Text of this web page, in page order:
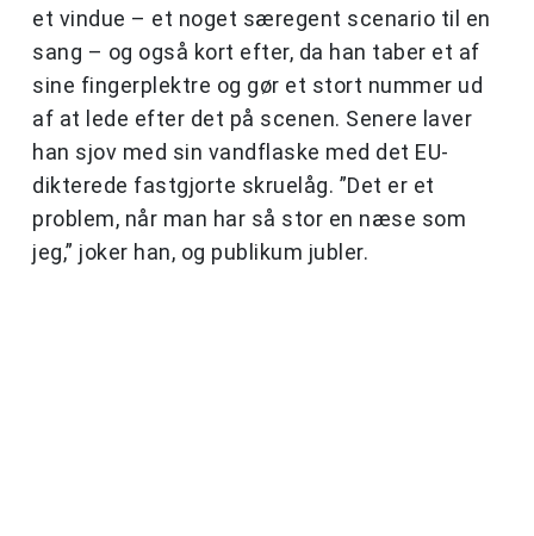
et vindue – et noget særegent scenario til en
sang – og også kort efter, da han taber et af
sine fingerplektre og gør et stort nummer ud
af at lede efter det på scenen. Senere laver
han sjov med sin vandflaske med det EU-
dikterede fastgjorte skruelåg. ”Det er et
problem, når man har så stor en næse som
jeg,” joker han, og publikum jubler.